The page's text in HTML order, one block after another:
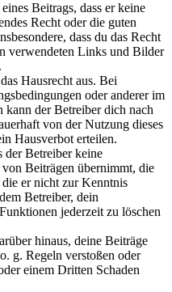
Beitrags, dass er keine
Recht oder die guten
dass du das Recht
verwendeten Links und Bilder
Hausrecht aus. Bei
oder anderer im
der Betreiber dich nach
von der Nutzung dieses
Hausverbot erteilen.
der Betreiber keine
Beiträgen übernimmt, die
er nicht zur Kenntnis
Betreiber, dein
jederzeit zu löschen
hinaus, deine Beiträge
g. Regeln verstoßen oder
einem Dritten Schaden